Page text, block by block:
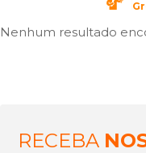
Nenhum resultado
RECEBA